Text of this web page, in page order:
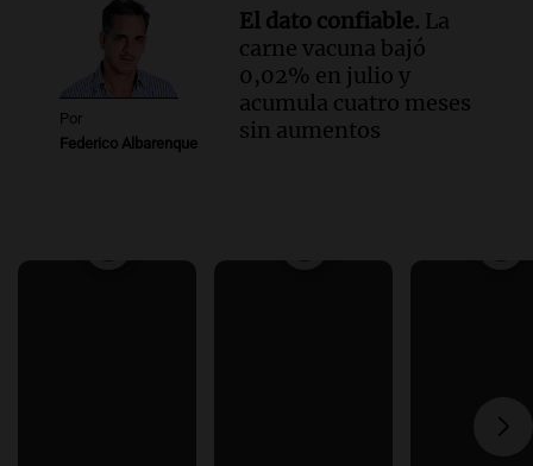
Por
Federico Albarenque
El dato confiable. La
carne vacuna bajó
0,02% en julio y
acumula cuatro meses
sin aumentos